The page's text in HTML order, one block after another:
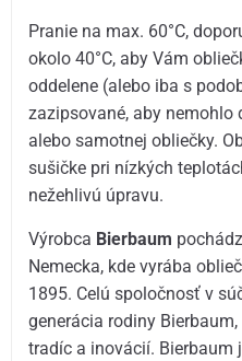
Pranie na max. 60°C,
okolo 40°C, aby Vám
oddelene (alebo iba s
zazipsované, aby
alebo samotnej obliečky.
sušičke pri nízkých
nežehlivú úpravu.
Výrobca Bierbaum
Nemecka, kde vyrába
1895. Celú spoločnosť v
generácia rodiny
tradíc a inovácií. Bierbaum